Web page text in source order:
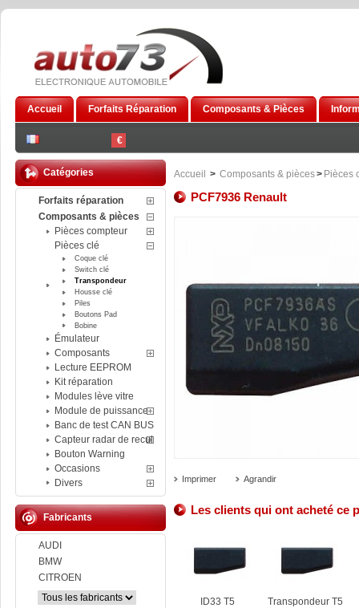
€
Accueil Forfaits Réparation Composants & Pièces
Catégories
Forfaits réparation
Composants & pièces
Pièces compteur
Pièces clé
Coque clé
Switch clé
Transpondeur
Housse clé
Piles
Boutons Pad
Bobine
Émulateur
Composants
Lecture EEPROM
Kit réparation
Modules lève vitre
Module de puissance
Banc de test CAN BUS
Capteur radar de recul
Bouton Warning
Occasions
Divers
Fabricants
AUDI
BMW
CITROEN
Accueil > Composants & pièces> Pièces
PCF7936 Renault
Imprimer Agrandir
Les clients qui ont acheté ce
ID33 T5 Transpondeur T5